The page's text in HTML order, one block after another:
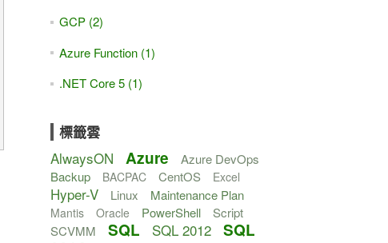
GCP (2)
Azure Function (1)
.NET Core 5 (1)
標籤雲
AlwaysON Azure
Azure DevOps
Backup
BACPAC CentOS Excel
Hyper-V Linux Maintenance Plan
Mantis Oracle PowerShell
Script
SCVMM
SQL SQL 2012 SQL